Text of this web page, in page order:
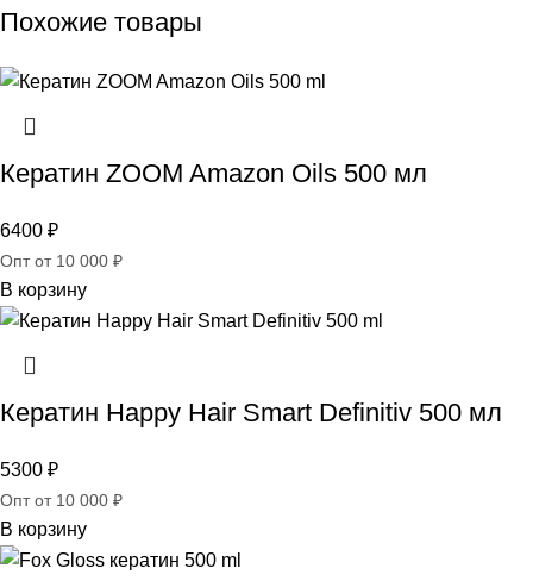
Похожие товары
Кератин ZOOM Amazon Oils 500 мл
6400 ₽
Опт от 10 000 ₽
В корзину
Кератин Happy Hair Smart Definitiv 500 мл
5300 ₽
Опт от 10 000 ₽
В корзину